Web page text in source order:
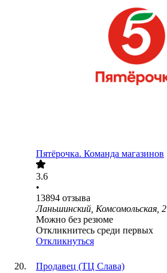
Пятёрочка. Команда магазинов
3.6
•
13894 отзыва
Ланьшинский, Комсомольская, 2
Можно без резюме
Откликнитесь среди первых
Откликнуться
Продавец (ТЦ Слава)